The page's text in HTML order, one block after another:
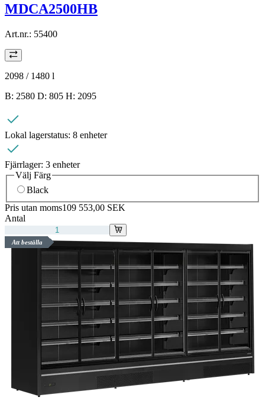
MDCA2500HB
Art.nr.: 55400
2098 / 1480 l
B: 2580 D: 805 H: 2095
Lokal lagerstatus: 8 enheter
Fjärrlager: 3 enheter
Välj Färg
Black
Pris utan moms109 553,00 SEK
Antal
Att beställa